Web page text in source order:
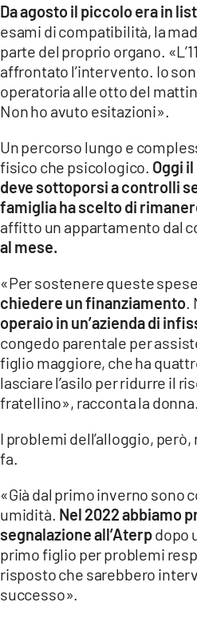
Da agosto il piccolo era in
esami di compatibilità, la
parte del proprio organo.
affrontato l’intervento. Io
operatoria alle otto del
Non ho avuto esitazioni».
Un percorso lungo e
fisico che psicologico. Oggi
deve sottoporsi a controlli
famiglia ha scelto di
affitto un appartamento dal
al mese.
«Per sostenere queste
chiedere un finanziamento
operaio in un’azienda di
congedo parentale per
figlio maggiore, che ha
lasciare l’asilo per ridurre il
fratellino», racconta la donna.
I problemi dell’alloggio,
fa.
«Già dal primo inverno sono
umidità. Nel 2022 abbiamo
segnalazione all’Aterpdopo
primo figlio per problemi
risposto che sarebbero
successo».